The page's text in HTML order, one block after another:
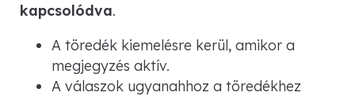
kapcsolódva.
A töredék kiemelésre kerül, amikor a
megjegyzés aktív.
A válaszok ugyanahhoz a töredékhez